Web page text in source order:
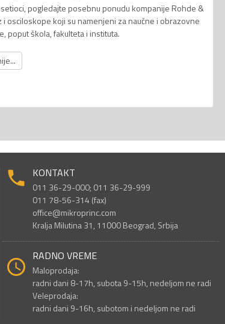
pogledajte posebnu ponudu kompanije Rohde &
i osciloskope koji su namenjeni za naučne i obrazovne
poput škola, fakulteta i instituta.
KONTAKT
011 36-29-000; 011 36-29-999
011 78-56-314 (fax)
office@mikroprinc.com
Kralja Milutina 31, 11000 Beograd, Srbija
RADNO VREME
Maloprodaja:
radni dani 8-17h, subota 9-15h, nedeljom ne radi
Veleprodaja:
radni dani 9-16h, subotom i nedeljom ne radi